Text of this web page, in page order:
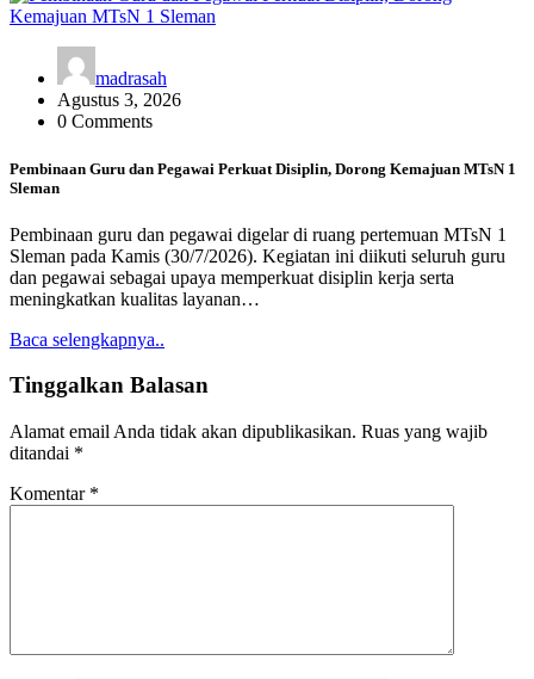
madrasah
Agustus 3, 2026
0 Comments
Pembinaan Guru dan Pegawai Perkuat Disiplin, Dorong Kemajuan MTsN 1
Sleman
Pembinaan guru dan pegawai digelar di ruang pertemuan MTsN 1
Sleman pada Kamis (30/7/2026). Kegiatan ini diikuti seluruh guru
dan pegawai sebagai upaya memperkuat disiplin kerja serta
meningkatkan kualitas layanan…
Baca selengkapnya..
Tinggalkan Balasan
Alamat email Anda tidak akan dipublikasikan. Ruas yang wajib
ditandai *
Komentar *